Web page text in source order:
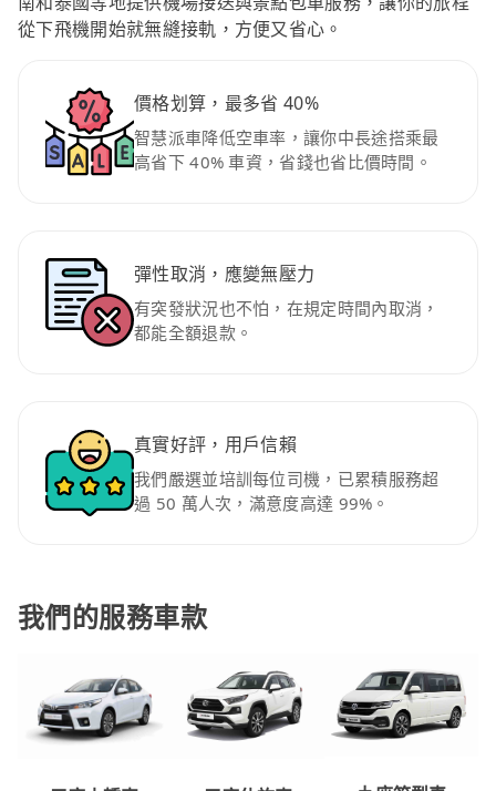
從下飛機開始就無縫接軌，方便又省心。
價格划算，最多省 40%
智慧派車降低空車率，讓你中長途搭乘最
高省下 40% 車資，省錢也省比價時間。
彈性取消，應變無壓力
有突發狀況也不怕，在規定時間內取消，
都能全額退款。
真實好評，用戶信賴
我們嚴選並培訓每位司機，已累積服務超
過 50 萬人次，滿意度高達 99%。
我們的服務車款